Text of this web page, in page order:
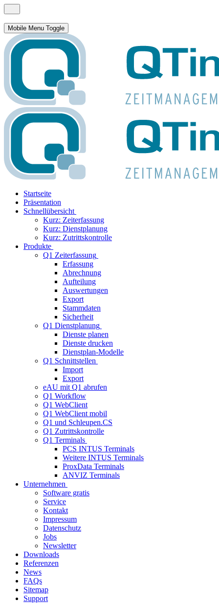
Mobile Menu Toggle
Startseite
Präsentation
Schnellübersicht
Kurz: Zeiterfassung
Kurz: Dienstplanung
Kurz: Zutrittskontrolle
Produkte
Q1 Zeiterfassung
Erfassung
Abrechnung
Aufteilung
Auswertungen
Export
Stammdaten
Sicherheit
Q1 Dienstplanung
Dienste planen
Dienste drucken
Dienstplan-Modelle
Q1 Schnittstellen
Import
Export
eAU mit Q1 abrufen
Q1 Workflow
Q1 WebClient
Q1 WebClient mobil
Q1 und Schleupen.CS
Q1 Zutrittskontrolle
Q1 Terminals
PCS INTUS Terminals
Weitere INTUS Terminals
ProxData Terminals
ANVIZ Terminals
Unternehmen
Software gratis
Service
Kontakt
Impressum
Datenschutz
Jobs
Newsletter
Downloads
Referenzen
News
FAQs
Sitemap
Support